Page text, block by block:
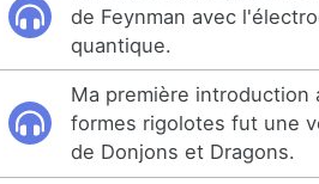
de Feynman avec
quantique.
Ma première introduction
formes rigolotes fut une
de Donjons et Dragons.